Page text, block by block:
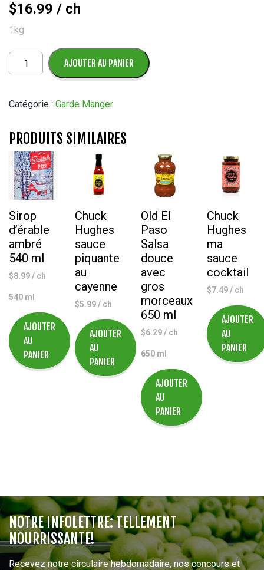
$16.99 / ch
1kg
quantité
de
Miel
crémeux
1kg
AJOUTER AU PANIER
Catégorie : Garde Manger
PRODUITS SIMILAIRES
Sirop
d’érable
ambré
540 ml
$8.99/ ch
540 ml
AJOUTER
AU
PANIER
Chuck
Hughes
sauce
piquante
au
cayenne
$5.99/ ch
AJOUTER
AU
PANIER
Old El
Paso
Salsa
douce
avec
gros
morceaux
650 ml
$6.29/ ch
650 ml
AJOUTER
AU
PANIER
Chuck
Hughes
ma
sauce
cocktail
$7.49/ ch
AJOUTER
AU
PANIER
NOTRE INFOLETTRE: TELLEMENT
NOURRISSANTE!
Recevez notre circulaire hebdomadaire, nos concours et